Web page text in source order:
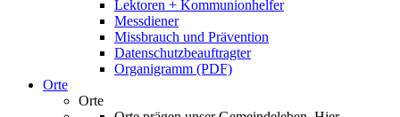
Lektoren + Kommunionhelfer
Messdiener
Missbrauch und Prävention
Datenschutzbeauftragter
Organigramm (PDF)
Orte
Orte